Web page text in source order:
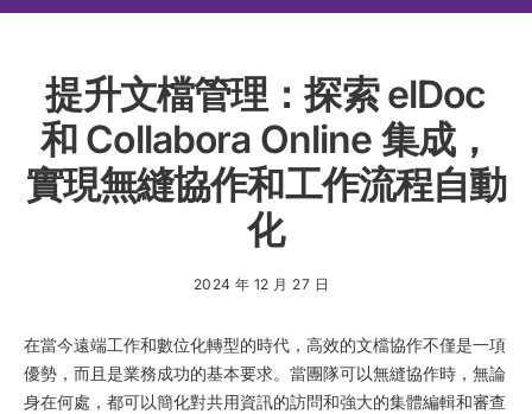
提升文檔管理：探索 elDoc
和 Collabora Online 集成，
實現無縫協作和工作流程自動
化
2024 年 12 月 27 日
在當今遠端工作和數位化轉型的時代，高效的文檔協作不僅是一項
優勢，而且是業務成功的基本要求。當團隊可以無縫協作時，無論
身在何處，都可以簡化對共用資訊的訪問和強大的集體編輯和審查